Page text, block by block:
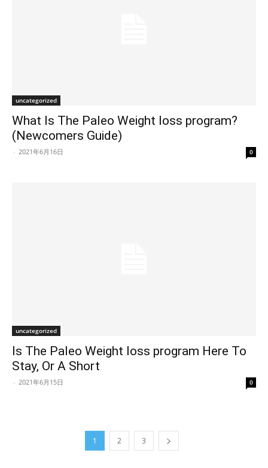
uncategorized
What Is The Paleo Weight loss program?
(Newcomers Guide)
- 2021年6月16日 0
uncategorized
Is The Paleo Weight loss program Here To
Stay, Or A Short
- 2021年6月15日 0
1 2 3